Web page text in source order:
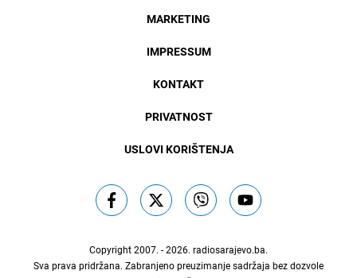
MARKETING
IMPRESSUM
KONTAKT
PRIVATNOST
USLOVI KORIŠTENJA
Copyright 2007. - 2026. radiosarajevo.ba.
Sva prava pridržana. Zabranjeno preuzimanje sadržaja bez dozvole